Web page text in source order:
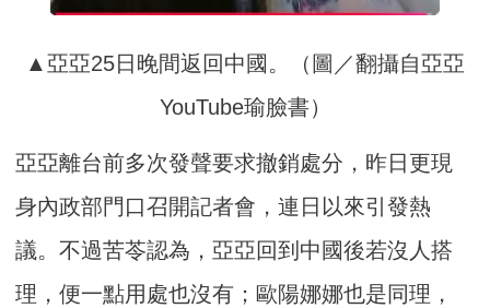
▲亞亞25日晚間返回中國。（圖／翻攝自亞亞
YouTube瑜臉書）
亞亞離台前多次發聲要求撤銷處分，昨日更現
身內政部門口召開記者會，連日以來引發熱
議。不過苦苓認為，亞亞回到中國後若沒人搭
理，便一點用處也沒有；歐陽娜娜也是同理，